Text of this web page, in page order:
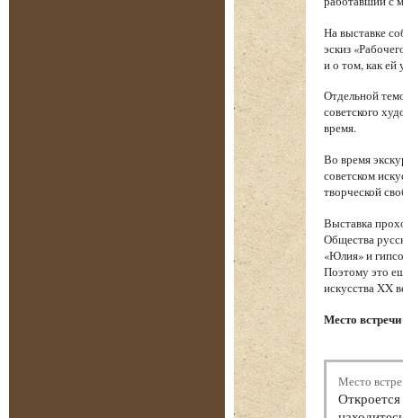
На выставке
эскиз
и о том, как ей
Отдельной
советского
время.
Во время
советском
творческой
Выставка
Общества
«Юлия» и
Поэтому это
искусства XX
Место
Место